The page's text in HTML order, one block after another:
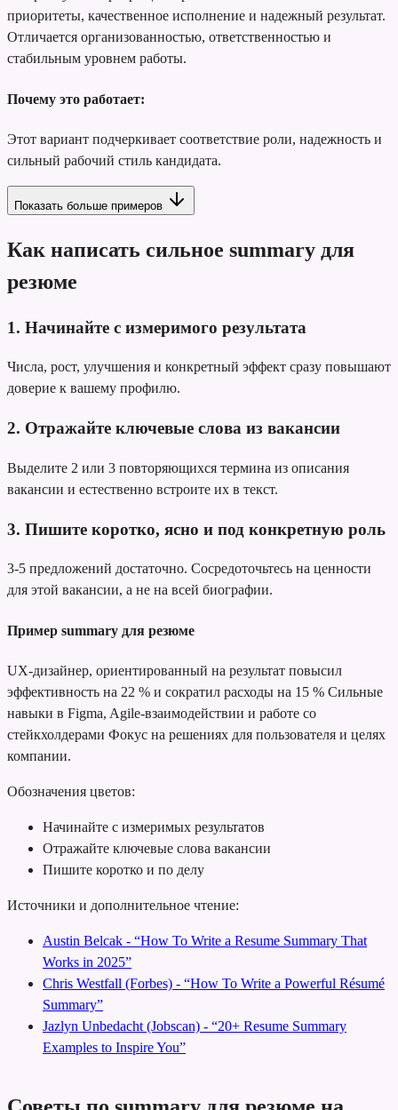
приоритеты, качественное исполнение и надежный результат.
Отличается организованностью, ответственностью и
стабильным уровнем работы.
Почему это работает:
Этот вариант подчеркивает соответствие роли, надежность и
сильный рабочий стиль кандидата.
Показать больше примеров
Как написать сильное summary для
резюме
1. Начинайте с измеримого результата
Числа, рост, улучшения и конкретный эффект сразу повышают
доверие к вашему профилю.
2. Отражайте ключевые слова из вакансии
Выделите 2 или 3 повторяющихся термина из описания
вакансии и естественно встроите их в текст.
3. Пишите коротко, ясно и под конкретную роль
3-5 предложений достаточно. Сосредоточьтесь на ценности
для этой вакансии, а не на всей биографии.
Пример summary для резюме
UX-дизайнер, ориентированный на результат повысил
эффективность на 22 % и сократил расходы на 15 % Сильные
навыки в Figma, Agile-взаимодействии и работе со
стейкхолдерами Фокус на решениях для пользователя и целях
компании.
Обозначения цветов:
Начинайте с измеримых результатов
Отражайте ключевые слова вакансии
Пишите коротко и по делу
Источники и дополнительное чтение:
Austin Belcak - “How To Write a Resume Summary That
Works in 2025”
Chris Westfall (Forbes) - “How To Write a Powerful Résumé
Summary”
Jazlyn Unbedacht (Jobscan) - “20+ Resume Summary
Examples to Inspire You”